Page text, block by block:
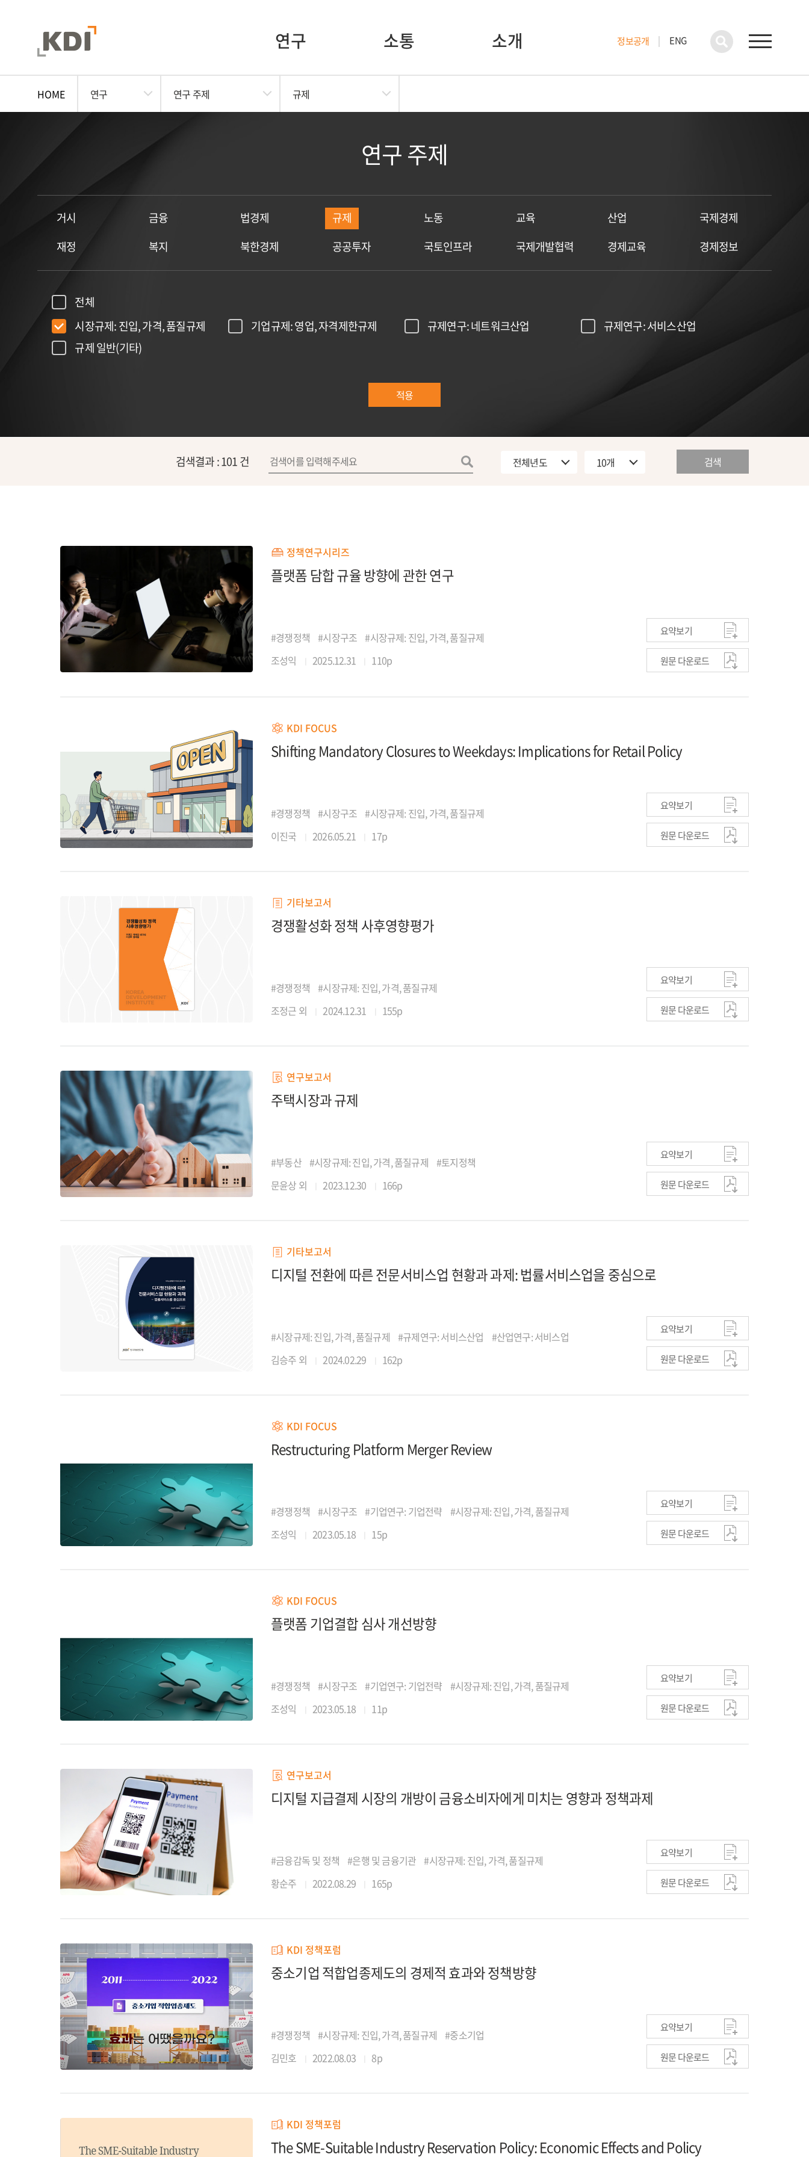
연구 소통 소개 정보공개 ENG
HOME 연구 연구 주제 규제
연구 주제
거시 금융 법경제 규제 노동 교육 산업
국제경제
재정
복지 북한경제 공공투자 국토인프라 국제개발협력 경제교육 경제정보
전체
시장규제: 진입, 가격, 품질규제
기업규제: 영업, 자격제한규제 규제연구: 네트워크산업
규제연구: 서비스산업
규제 일반(기타)
적용
검색결과 :101건 검색
정책연구시리즈
플랫폼 담합 규율 방향에 관한 연구
#경쟁정책 #시장구조 #시장규제: 진입, 가격, 품질규제
조성익
2025.12.31 110p
요약보기
원문 다운로드
KDI FOCUS
Shifting Mandatory Closures to Weekdays: Implications for Retail Policy
#경쟁정책 #시장구조 #시장규제: 진입, 가격, 품질규제
이진국
2026.05.21 17p
요약보기
원문 다운로드
기타보고서
경쟁활성화 정책 사후영향평가
#경쟁정책
#시장규제: 진입, 가격, 품질규제
조정근 외
2024.12.31 155p
요약보기
원문 다운로드
연구보고서
주택시장과 규제
#부동산 #시장규제: 진입, 가격, 품질규제
#토지정책
문윤상 외
2023.12.30 166p
요약보기
원문 다운로드
기타보고서
디지털 전환에 따른 전문서비스업 현황과 과제: 법률서비스업을 중심으로
#시장규제: 진입, 가격, 품질규제 #규제연구: 서비스산업
#산업연구: 서비스업
김승주 외
2024.02.29 162p
요약보기
원문 다운로드
KDI FOCUS
Restructuring Platform Merger Review
#경쟁정책 #시장구조 #기업연구: 기업전략
#시장규제: 진입, 가격, 품질규제
조성익
2023.05.18 15p
요약보기
원문 다운로드
KDI FOCUS
플랫폼 기업결합 심사 개선방향
#경쟁정책 #시장구조 #기업연구: 기업전략
#시장규제: 진입, 가격, 품질규제
조성익
2023.05.18 11p
요약보기
원문 다운로드
연구보고서
디지털 지급결제 시장의 개방이 금융소비자에게 미치는 영향과 정책과제
#금융감독 및 정책 #은행 및 금융기관 #시장규제: 진입, 가격, 품질규제
황순주
2022.08.29 165p
요약보기
원문 다운로드
KDI 정책포럼
중소기업 적합업종제도의 경제적 효과와 정책방향
#경쟁정책 #시장규제: 진입, 가격, 품질규제
#중소기업
김민호
2022.08.03 8p
요약보기
원문 다운로드
KDI 정책포럼
The SME-Suitable Industry Reservation Policy: Economic Effects and Policy